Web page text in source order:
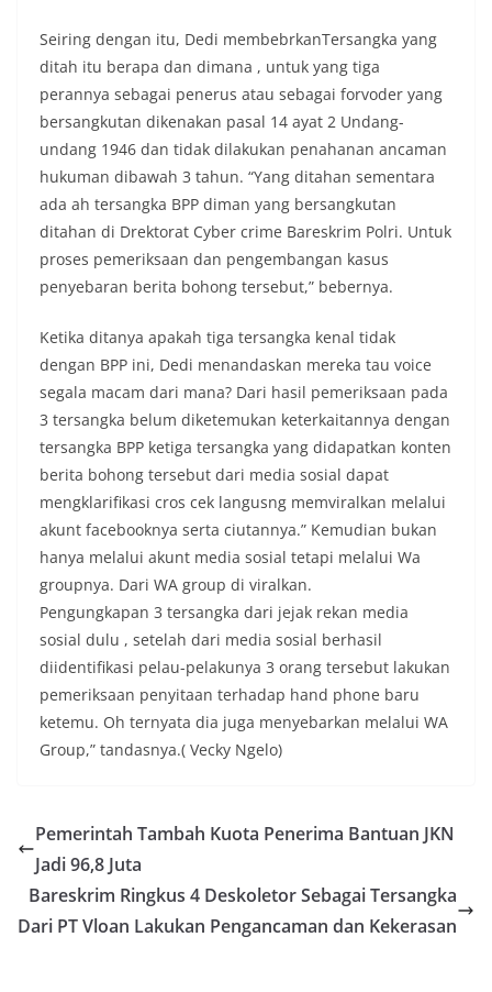
Seiring dengan itu, Dedi membebrkanTersangka yang
ditah itu berapa dan dimana , untuk yang tiga
perannya sebagai penerus atau sebagai forvoder yang
bersangkutan dikenakan pasal 14 ayat 2 Undang-
undang 1946 dan tidak dilakukan penahanan ancaman
hukuman dibawah 3 tahun. “Yang ditahan sementara
ada ah tersangka BPP diman yang bersangkutan
ditahan di Drektorat Cyber crime Bareskrim Polri. Untuk
proses pemeriksaan dan pengembangan kasus
penyebaran berita bohong tersebut,” bebernya.
Ketika ditanya apakah tiga tersangka kenal tidak
dengan BPP ini, Dedi menandaskan mereka tau voice
segala macam dari mana? Dari hasil pemeriksaan pada
3 tersangka belum diketemukan keterkaitannya dengan
tersangka BPP ketiga tersangka yang didapatkan konten
berita bohong tersebut dari media sosial dapat
mengklarifikasi cros cek langusng memviralkan melalui
akunt facebooknya serta ciutannya.” Kemudian bukan
hanya melalui akunt media sosial tetapi melalui Wa
groupnya. Dari WA group di viralkan.
Pengungkapan 3 tersangka dari jejak rekan media
sosial dulu , setelah dari media sosial berhasil
diidentifikasi pelau-pelakunya 3 orang tersebut lakukan
pemeriksaan penyitaan terhadap hand phone baru
ketemu. Oh ternyata dia juga menyebarkan melalui WA
Group,” tandasnya.( Vecky Ngelo)
Pemerintah Tambah Kuota Penerima Bantuan JKN
Jadi 96,8 Juta
Bareskrim Ringkus 4 Deskoletor Sebagai Tersangka
Dari PT Vloan Lakukan Pengancaman dan Kekerasan